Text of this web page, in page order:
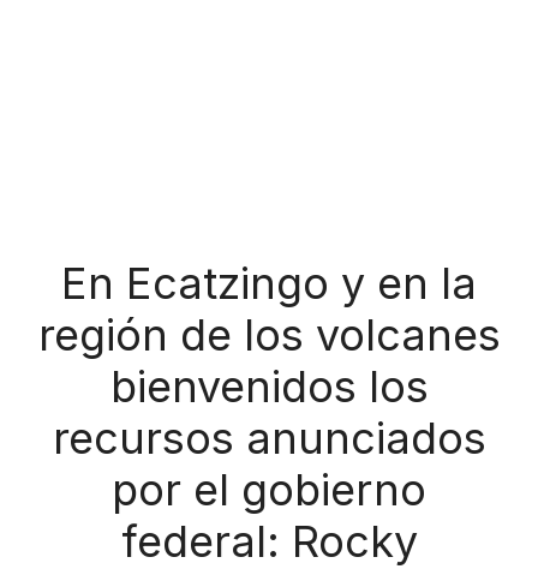
En Ecatzingo y en la
región de los volcanes
bienvenidos los
recursos anunciados
por el gobierno
federal: Rocky